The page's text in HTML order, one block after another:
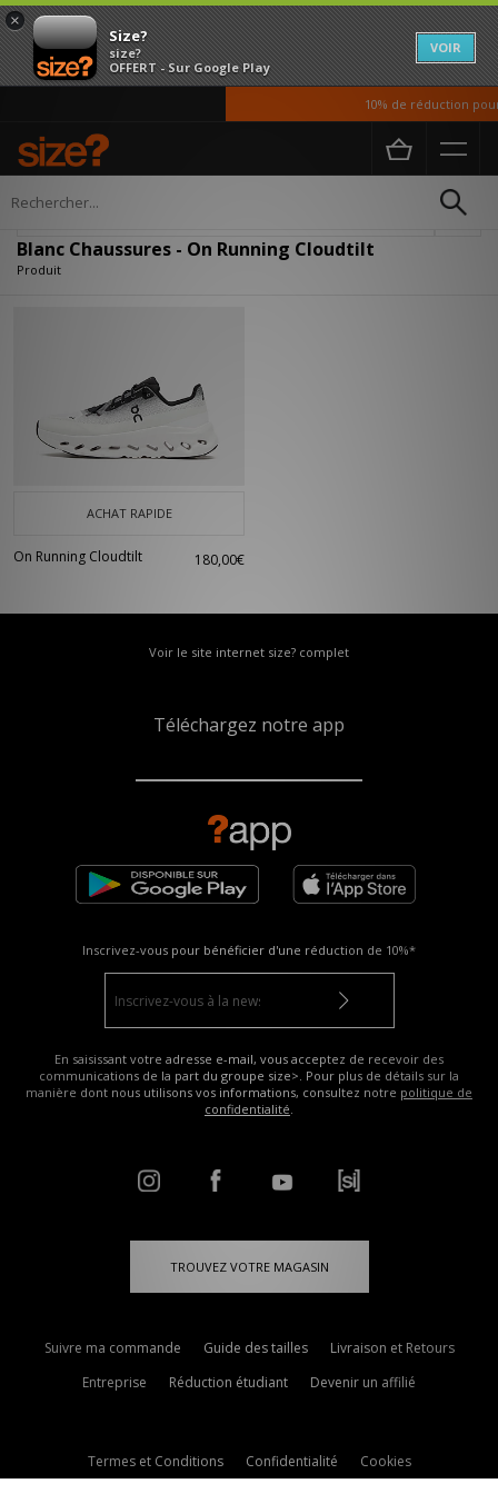
×
Size?
size?
OFFERT - Sur Google Play
VOIR
10% de réduction
Accueil Homme
Blanc Chaussures - On Running Cloudtilt
Produit
ACHAT RAPIDE
On Running Cloudtilt 180,00€
Voir le site internet size? complet
Téléchargez notre app
Inscrivez-vous pour bénéficier d'une réduction de 10%*
En saisissant votre adresse e-mail, vous acceptez de recevoir des
communications de la part du groupe size>. Pour plus de détails sur la
manière dont nous utilisons vos informations, consultez notre politique de
confidentialité.
TROUVEZ VOTRE MAGASIN
Suivre ma commande Guide des tailles
Livraison et Retours
Entreprise
Réduction étudiant Devenir un affilié
Termes et Conditions Confidentialité
Cookies